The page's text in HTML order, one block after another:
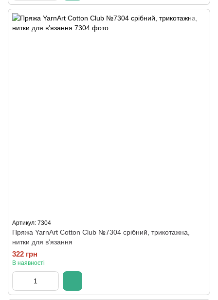
Артикул: 7304
Пряжа YarnArt Cotton Club №7304 срібний, трикотажна,
нитки для в’язання
322 грн
В наявності